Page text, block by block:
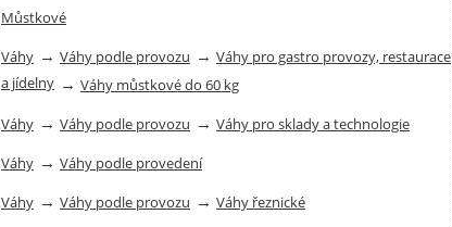
Můstkové
Váhy → Váhy podle provozu → Váhy pro gastro provozy, restaurace
a jídelny → Váhy můstkové do 60 kg
Váhy → Váhy podle provozu → Váhy pro sklady a technologie
Váhy → Váhy podle provedení
Váhy → Váhy podle provozu → Váhy řeznické